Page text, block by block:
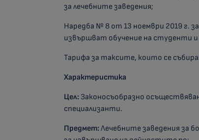
за лечебните заведения;
Наредба № 8 от 13 ноември 2019 г.
извършват обучение на студенти и
Тарифа за таксите, които се
Характеристика
Цел: Законосъобразно
специализанти.
Предмет:Лечебните заведения за